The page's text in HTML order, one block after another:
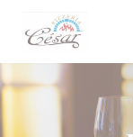
Panel pro správu